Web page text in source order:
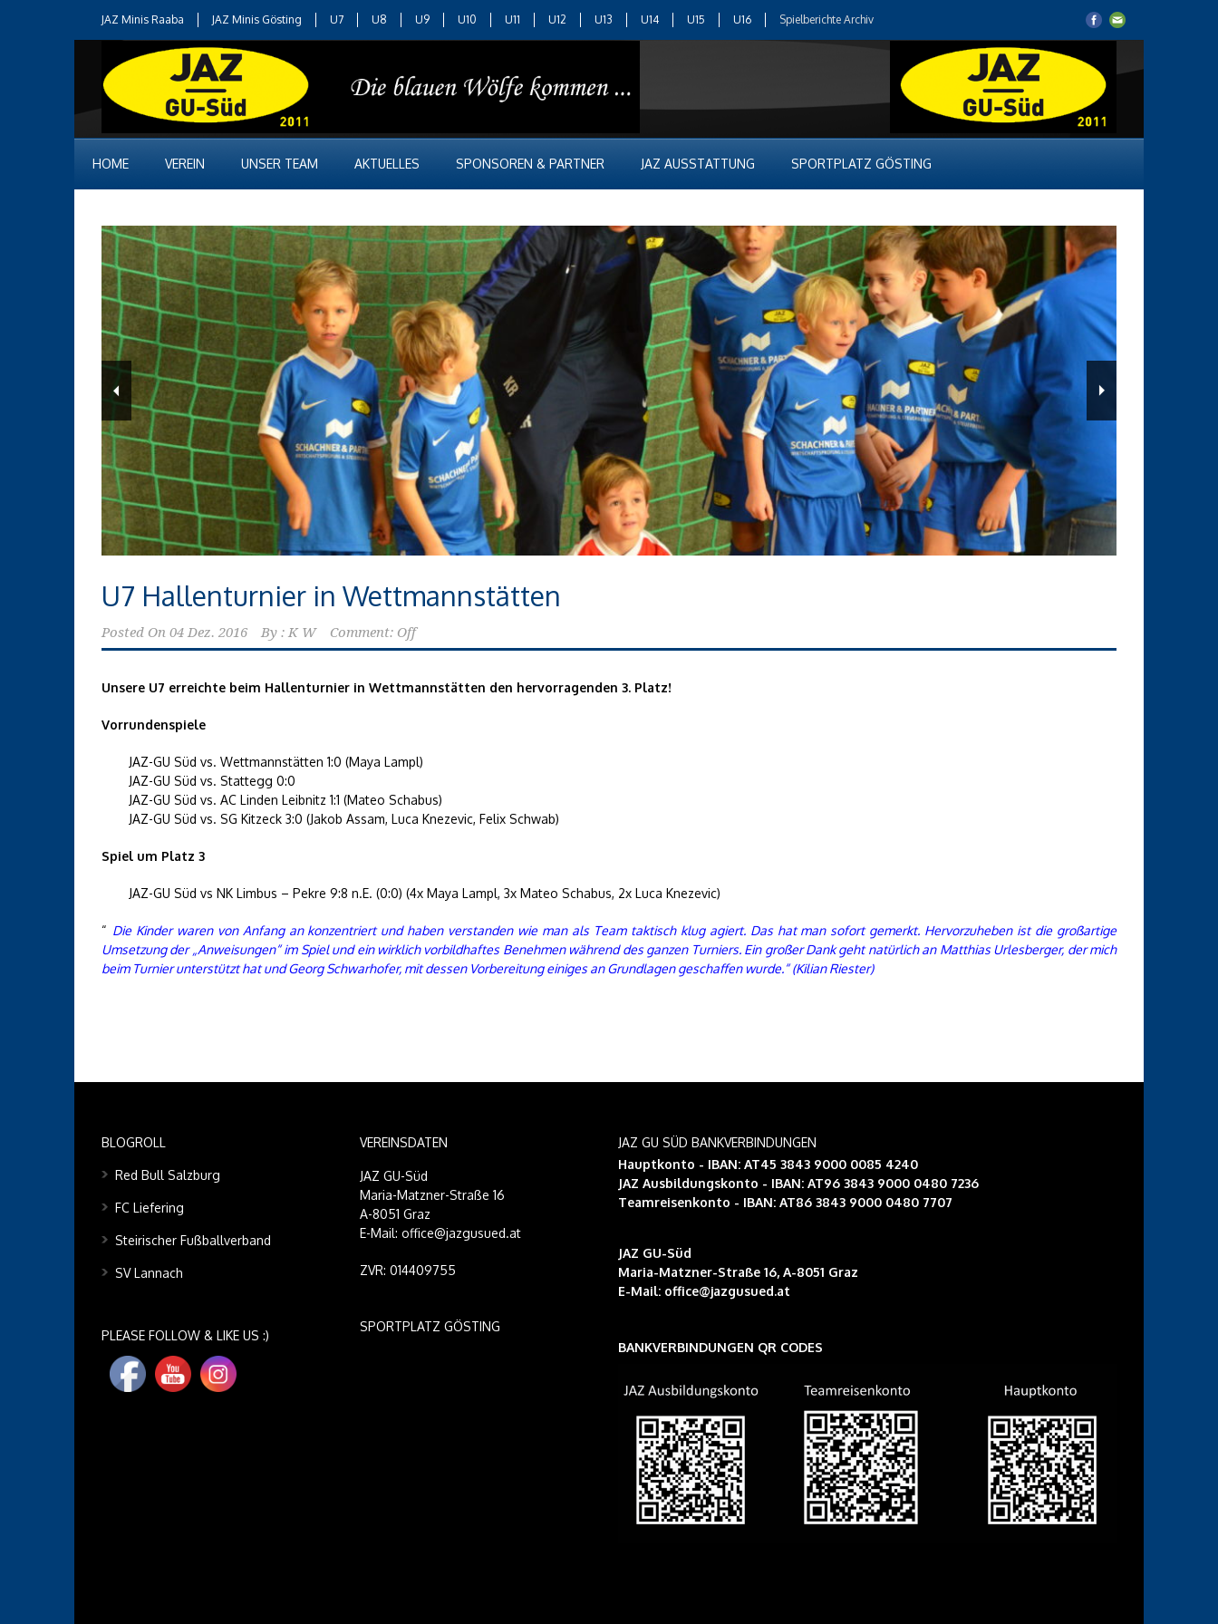
JAZ Minis Raaba JAZ Minis Gösting U7 U8 U9 U10 U11 U12 U13 U14 U15 U16 Spielberichte Archiv
HOME VEREIN UNSER TEAM AKTUELLES SPONSOREN & PARTNER JAZ AUSSTATTUNG SPORTPLATZ GÖSTING
U7 Hallenturnier in Wettmannstätten
Posted On 04 Dez. 2016 By : K W Comment: Off
Unsere U7 erreichte beim Hallenturnier in Wettmannstätten den hervorragenden 3. Platz!
Vorrundenspiele
JAZ-GU Süd vs. Wettmannstätten 1:0 (Maya Lampl)
JAZ-GU Süd vs. Stattegg 0:0
JAZ-GU Süd vs. AC Linden Leibnitz 1:1 (Mateo Schabus)
JAZ-GU Süd vs. SG Kitzeck 3:0 (Jakob Assam, Luca Knezevic, Felix Schwab)
Spiel um Platz 3
JAZ-GU Süd vs NK Limbus – Pekre 9:8 n.E. (0:0) (4x Maya Lampl, 3x Mateo Schabus, 2x Luca Knezevic)
“ Die Kinder waren von Anfang an konzentriert und haben verstanden wie man als Team taktisch klug agiert. Das hat man sofort gemerkt. Hervorzuheben ist die großartige
Umsetzung der „Anweisungen“ im Spiel und ein wirklich vorbildhaftes Benehmen während des ganzen Turniers. Ein großer Dank geht natürlich an Matthias Urlesberger, der mich
beim Turnier unterstützt hat und Georg Schwarhofer, mit dessen Vorbereitung einiges an Grundlagen geschaffen wurde.“ (Kilian Riester)
BLOGROLL
Red Bull Salzburg
FC Liefering
Steirischer Fußballverband
SV Lannach
PLEASE FOLLOW & LIKE US :)
VEREINSDATEN
JAZ GU-Süd
Maria-Matzner-Straße 16
A-8051 Graz
E-Mail: office@jazgusued.at
ZVR: 014409755
SPORTPLATZ GÖSTING
JAZ GU SÜD BANKVERBINDUNGEN
Hauptkonto - IBAN: AT45 3843 9000 0085 4240
JAZ Ausbildungskonto - IBAN: AT96 3843 9000 0480 7236
Teamreisenkonto - IBAN: AT86 3843 9000 0480 7707
JAZ GU-Süd
Maria-Matzner-Straße 16, A-8051 Graz
E-Mail: office@jazgusued.at
BANKVERBINDUNGEN QR CODES